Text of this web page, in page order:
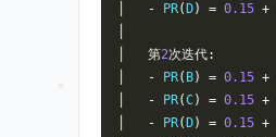
- PR( D) = 0.15 +
第2次迭代:
- PR( B) = 0.15 +
- PR(C) = 0.15 +
- PR( D) = 0.15 +